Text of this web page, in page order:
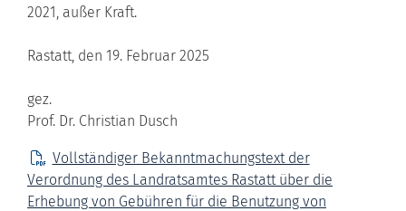
2021, außer Kraft.
Rastatt, den 19. Februar 2025
gez.
Prof. Dr. Christian Dusch
Vollständiger Bekanntmachungstext der
Verordnung des Landratsamtes Rastatt über die
Erhebung von Gebühren für die Benutzung von